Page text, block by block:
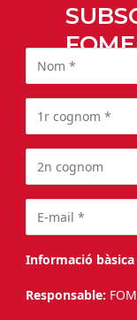
Informació
Responsable: